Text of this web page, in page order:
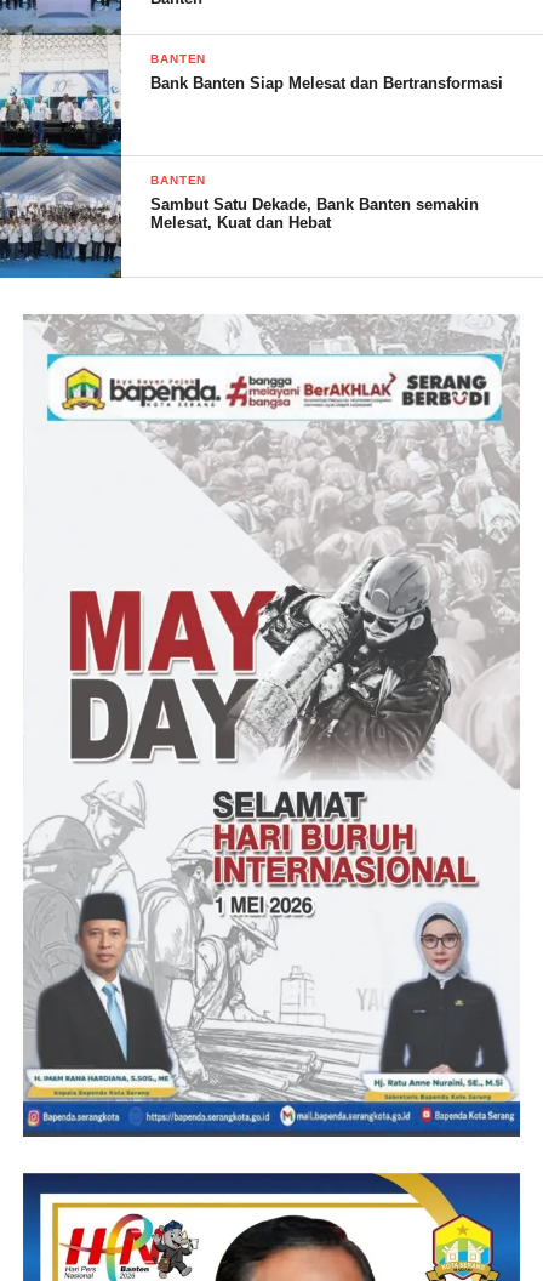
BANTEN
Bank Banten Siap Melesat dan Bertransformasi
BANTEN
Sambut Satu Dekade, Bank Banten semakin
Melesat, Kuat dan Hebat